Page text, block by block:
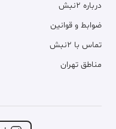
درباره ۲نبش
ضوابط و قوانین
تماس با ۲نبش
مناطق تهران